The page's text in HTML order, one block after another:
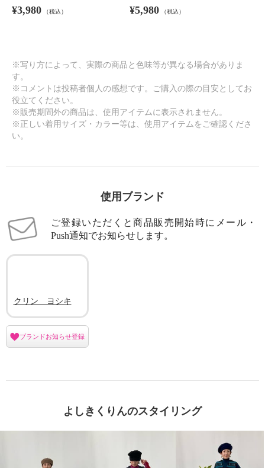
¥3,980 （税込） ¥5,980 （税込）
※写り方によって、実際の商品と色味等が異なる場合がありま
す。
※コメントは投稿者個人の感想です。ご購入の際の目安としてお
役立てください。
※販売期間外の商品は、使用アイテムに表示されません。
※正しい着用サイズ・カラー等は、使用アイテムをご確認くださ
い。
使用ブランド
ご登録いただくと商品販売開始時にメール・
Push通知でお知らせします。
クリン ヨシキ
ブランドお知らせ登録
よしきくりんのスタイリング